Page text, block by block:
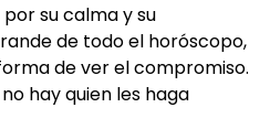
su calma y su
de todo el horóscopo,
de ver el compromiso.
hay quien les haga